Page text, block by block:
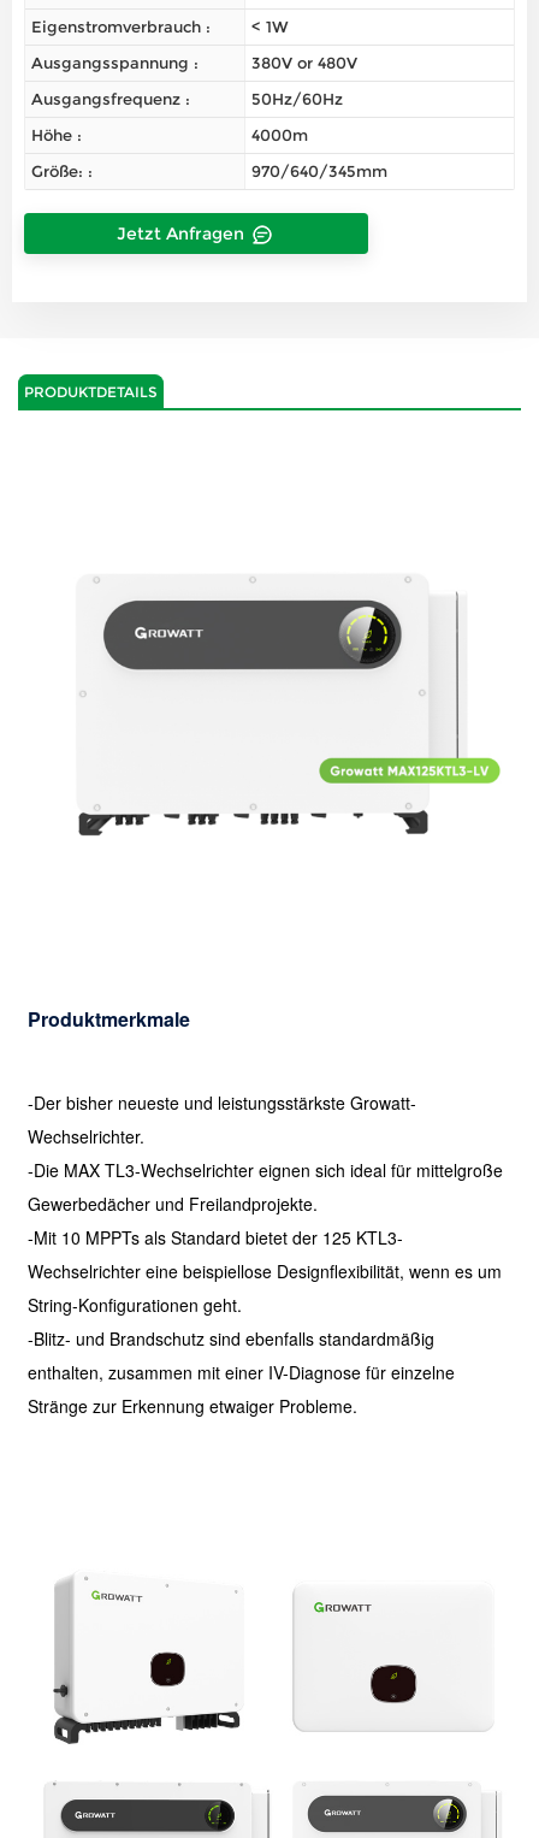
Eigenstromverbrauch :
< 1W
Ausgangsspannung :
380V or 480V
Ausgangsfrequenz :
50Hz/60Hz
Höhe :
4000m
Größe: :
970/640/345mm
Jetzt Anfragen
PRODUKTDETAILS
Produktmerkmale
-Der bisher neueste und leistungsstärkste Growatt-
Wechselrichter.
-Die MAX TL3-Wechselrichter eignen sich ideal für mittelgroße
Gewerbedächer und Freilandprojekte.
-Mit 10 MPPTs als Standard bietet der 125 KTL3-
Wechselrichter eine beispiellose Designflexibilität, wenn es um
String-Konfigurationen geht.
-Blitz- und Brandschutz sind ebenfalls standardmäßig
enthalten, zusammen mit einer IV-Diagnose für einzelne
Stränge zur Erkennung etwaiger Probleme.